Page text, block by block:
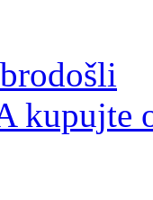
kupujte